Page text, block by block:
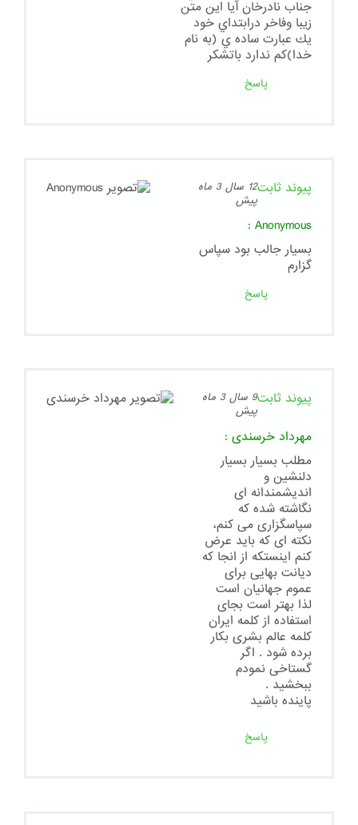
جناب نادرخان آيا اين متن
زيبا وفاخر درابتداي خود
يك عبارت ساده ي (به نام
خدا)كم ندارد باتشكر
پاسخ
پیوند ثابت
12 سال 3 ماه
پیش
Anonymous
:
بسيار جالب بود سپاس
گزارم
پاسخ
پیوند ثابت
9 سال 3 ماه
پیش
مهرداد خرسندی :
مطلب بسیار بسیار
دلنشین و
اندیشمندانه ای
نگاشته شده که
سپاسگزاری می کنم،
نکته ای که باید عرض
کنم اینستکه از انجا که
دیانت بهایی برای
عموم جهانیان است
لذا بهتر است بجای
استفاده از کلمه ایران
کلمه عالم بشری بکار
برده شود . اگر
گستاخی نمودم
ببخشید .
پاینده باشید
پاسخ